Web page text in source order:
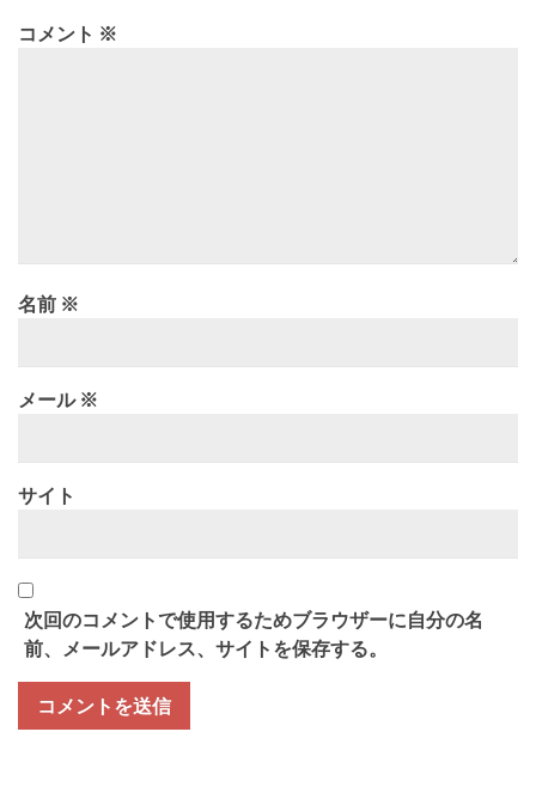
コメント ※
名前 ※
メール ※
サイト
次回のコメントで使用するためブラウザーに自分の名
前、メールアドレス、サイトを保存する。